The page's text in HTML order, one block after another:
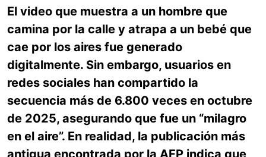
El video que muestra a un hombre que
camina por la calle y atrapa a un bebé que
cae por los aires fue generado
digitalmente. Sin embargo, usuarios en
redes sociales han compartido la
secuencia más de 6.800 veces en octubre
de 2025, asegurando que fue un “milagro
en el aire”. En realidad, la publicación más
antigua encontrada por la AFP indica que